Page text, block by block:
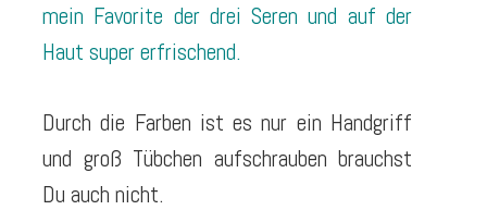
mein Favorite der drei Seren und auf der
Haut super erfrischend.
Durch die Farben ist es nur ein Handgriff
und groß Tübchen aufschrauben brauchst
Du auch nicht.